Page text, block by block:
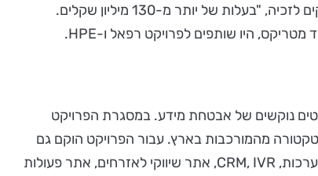
ישראל, ולאבנר זיו, המנמ''ר. "מדובר במגה-פרויקט, במסגרתו הוקם המערך הלאומי לשיתוף נתוני אשראי בבנק ישראל", נכתב בנימוקים לזכיה, "בעלות של יותר מ-130 מיליון שקלים.
לצד היבטים נוקשים של אבטחת מידע. במסגרת הפרויקט
מהמורכבות בארץ. עבור הפרויקט הוקם גם
מוקד שירות לקוחות בבאר שבע, מוקדי תפעול, מרכזי SOC ו-NOC, וכן מרכז תפעול אפליקטיבי. הפרויקט כלל אינטגרציה של אוסף מערכות, CRM, IVR, אתר שיווקי לאזרחים, אתר פעולות